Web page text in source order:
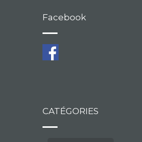
Facebook
CATÉGORIES